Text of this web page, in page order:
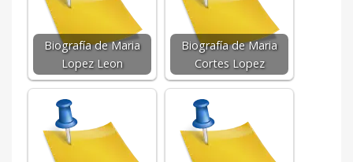
Biografía de Maria
Lopez Leon
Biografía de Maria
Cortes Lopez